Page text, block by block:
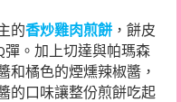
的香炒雞肉煎餅 ，餅皮
彈。加上切達與帕瑪森
和橘色的煙燻辣椒醬，
的口味讓整份煎餅吃起